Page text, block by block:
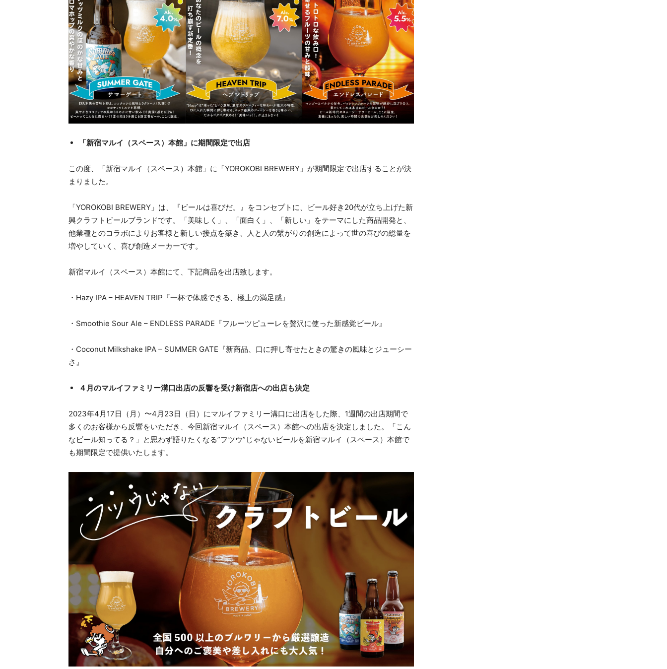
「新宿マルイ（スペース）本館」に期間限定で出店
この度、「新宿マルイ（スペース）本館」に「YOROKOBI BREWERY」が期間限定で出店することが決
まりました。
「YOROKOBI BREWERY」は、『ビールは喜びだ。』をコンセプトに、ビール好き20代が立ち上げた新
興クラフトビールブランドです。「美味しく」、「面白く」、「新しい」をテーマにした商品開発と、
他業種とのコラボによりお客様と新しい接点を築き、人と人の繋がりの創造によって世の喜びの総量を
増やしていく、喜び創造メーカーです。
新宿マルイ（スペース）本館にて、下記商品を出店致します。
・Hazy IPA – HEAVEN TRIP『一杯で体感できる、極上の満足感』
・Smoothie Sour Ale – ENDLESS PARADE『フルーツピューレを贅沢に使った新感覚ビール』
・Coconut Milkshake IPA – SUMMER GATE『新商品、口に押し寄せたときの驚きの風味とジューシー
さ』
４月のマルイファミリー溝口出店の反響を受け新宿店への出店も決定
2023年4月17日（月）〜4月23日（日）にマルイファミリー溝口に出店をした際、1週間の出店期間で
多くのお客様から反響をいただき、今回新宿マルイ（スペース）本館への出店を決定しました。「こん
なビール知ってる？」と思わず語りたくなる”フツウ”じゃないビールを新宿マルイ（スペース）本館で
も期間限定で提供いたします。